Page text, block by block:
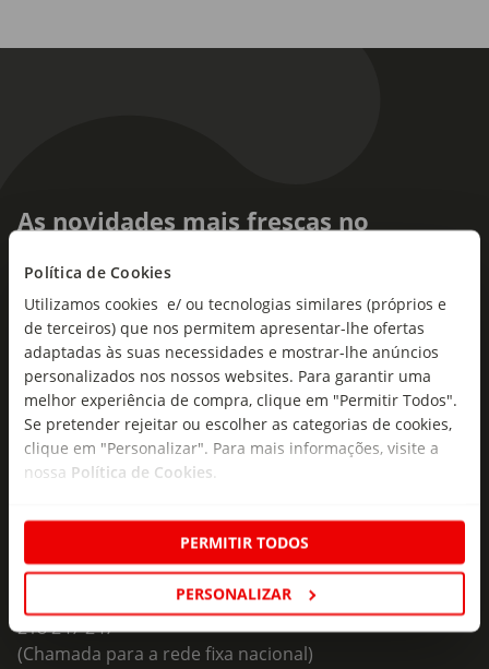
Política de Cookies
Utilizamos cookies e/ ou tecnologias similares (próprios e
de terceiros) que nos permitem apresentar-lhe ofertas
adaptadas às suas necessidades e mostrar-lhe anúncios
personalizados nos nossos websites. Para garantir uma
melhor experiência de compra, clique em "Permitir Todos".
Se pretender rejeitar ou escolher as categorias de cookies,
clique em "Personalizar". Para mais informações, visite a
nossa Política de Cookies
PERMITIR TODOS
PERSONALIZAR
As novidades mais frescas no
Subscreva e descubra campanhas exclusivas,
ofertas e novidades para si.
Insira o seu e-
mail
Subscrever
Fale Connosco
Formulário de Contacto
218 247 247
(Chamada para a rede fixa nacional)